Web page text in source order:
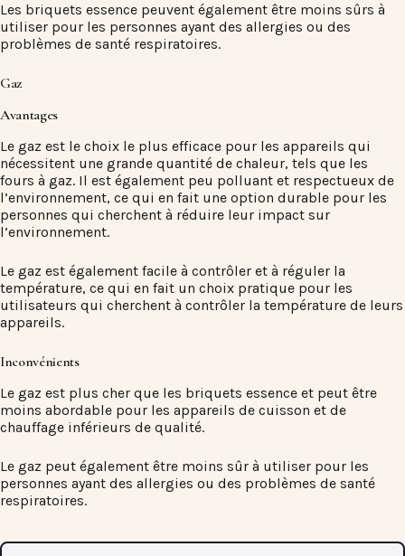
Les briquets essence peuvent également être moins sûrs à
utiliser pour les personnes ayant des allergies ou des
problèmes de santé respiratoires.
Gaz
Avantages
Le gaz est le choix le plus efficace pour les appareils qui
nécessitent une grande quantité de chaleur, tels que les
fours à gaz. Il est également peu polluant et respectueux de
l’environnement, ce qui en fait une option durable pour les
personnes qui cherchent à réduire leur impact sur
l’environnement.
Le gaz est également facile à contrôler et à réguler la
température, ce qui en fait un choix pratique pour les
utilisateurs qui cherchent à contrôler la température de leurs
appareils.
Inconvénients
Le gaz est plus cher que les briquets essence et peut être
moins abordable pour les appareils de cuisson et de
chauffage inférieurs de qualité.
Le gaz peut également être moins sûr à utiliser pour les
personnes ayant des allergies ou des problèmes de santé
respiratoires.